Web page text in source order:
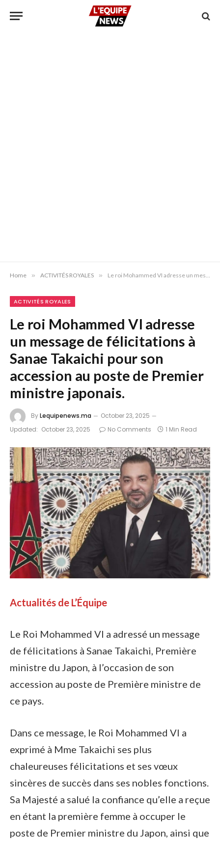
Home » ACTIVITÉS ROYALES » Le roi Mohammed VI adresse un message de félicitations à Sanae Takaichi pour son accession au poste de Premier ministre japonais.
ACTIVITÉS ROYALES
Le roi Mohammed VI adresse
un message de félicitations à
Sanae Takaichi pour son
accession au poste de Premier
ministre japonais.
ByLequipenews.ma
October 23, 2025
Updated: October 23, 2025 No Comments 1 Min Read
Actualités de L’Équipe
Le Roi Mohammed VI a adressé un message
de félicitations à Sanae Takaichi, Première
ministre du Japon, à l’occasion de son
accession au poste de Première ministre de
ce pays.
Dans ce message, le Roi Mohammed VI a
exprimé à Mme Takaichi ses plus
chaleureuses félicitations et ses vœux
sincères de succès dans ses nobles fonctions.
Sa Majesté a salué la confiance qu’elle a reçue
en étant la première femme à occuper le
poste de Premier ministre du Japon, ainsi que